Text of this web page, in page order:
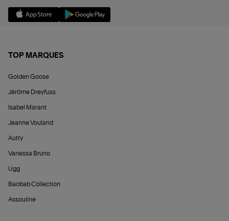
TOP MARQUES
Golden Goose
Jérôme Dreyfuss
Isabel Marant
Jeanne Vouland
Autry
Vanessa Bruno
Ugg
Baobab Collection
Assouline